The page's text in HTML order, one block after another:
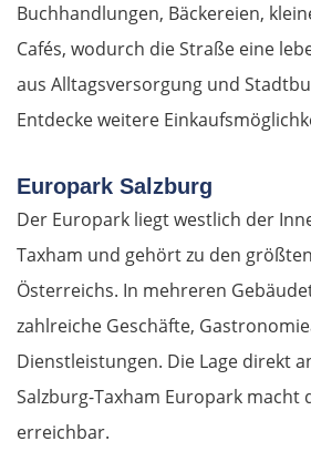
Buchhandlungen, Bäckereien,
Cafés, wodurch die Straße eine
aus Alltagsversorgung und
Entdecke weitere
Europark Salzburg
Der Europark liegt westlich der
Taxham und gehört zu den
Österreichs. In mehreren
zahlreiche Geschäfte,
Dienstleistungen. Die Lage direkt
Salzburg-Taxham Europark macht
erreichbar.